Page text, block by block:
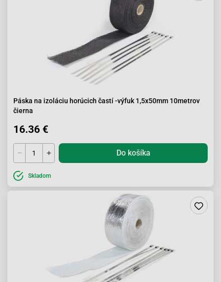
Páska na izoláciu horúcich častí -výfuk 1,5x50mm 10metrov
čierna
16.36 €
Do košíka
Skladom